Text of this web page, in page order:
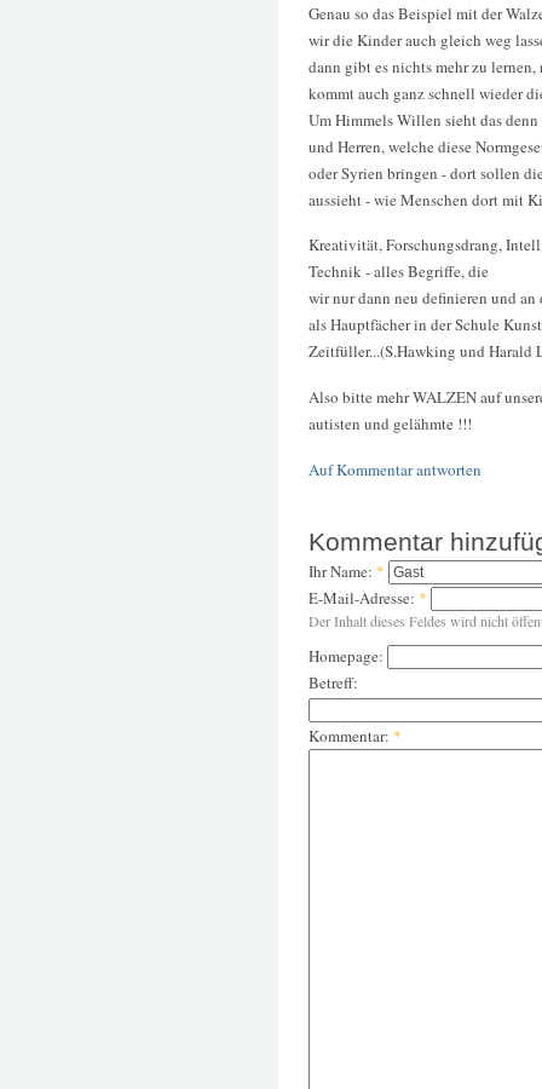
Genau so das Beispiel mit der
wir die Kinder auch gleich weg
dann gibt es nichts mehr zu
kommt auch ganz schnell wieder
Um Himmels Willen sieht das
und Herren, welche diese
oder Syrien bringen - dort sollen
aussieht - wie Menschen dort mit
Kreativität, Forschungsdrang,
Technik - alles Begriffe, die
wir nur dann neu definieren und
als Hauptfächer in der Schule
Zeitfüller...(S.Hawking und Harald
Also bitte mehr WALZEN auf
autisten und gelähmte !!!
Auf Kommentar antworten
Kommentar
Ihr Name: *
E-Mail-Adresse: *
Der Inhalt dieses Feldes wird nicht
Homepage:
Betreff:
Kommentar: *